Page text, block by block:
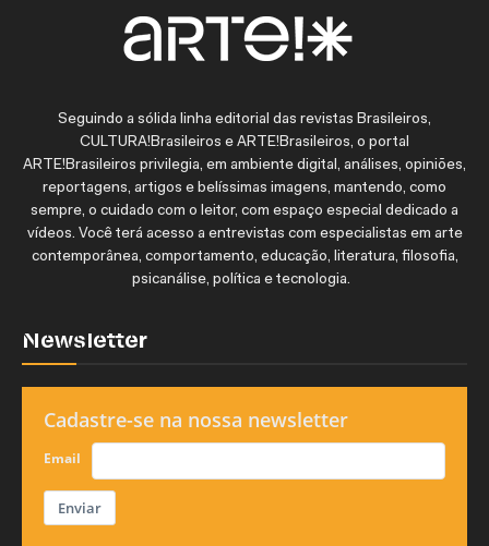
Seguindo a sólida linha editorial das revistas Brasileiros,
CULTURA!Brasileiros e ARTE!Brasileiros, o portal
ARTE!Brasileiros privilegia, em ambiente digital, análises, opiniões,
reportagens, artigos e belíssimas imagens, mantendo, como
sempre, o cuidado com o leitor, com espaço especial dedicado a
vídeos. Você terá acesso a entrevistas com especialistas em arte
contemporânea, comportamento, educação, literatura, filosofia,
psicanálise, política e tecnologia.
Newsletter
Cadastre-se na nossa newsletter
Email
Enviar